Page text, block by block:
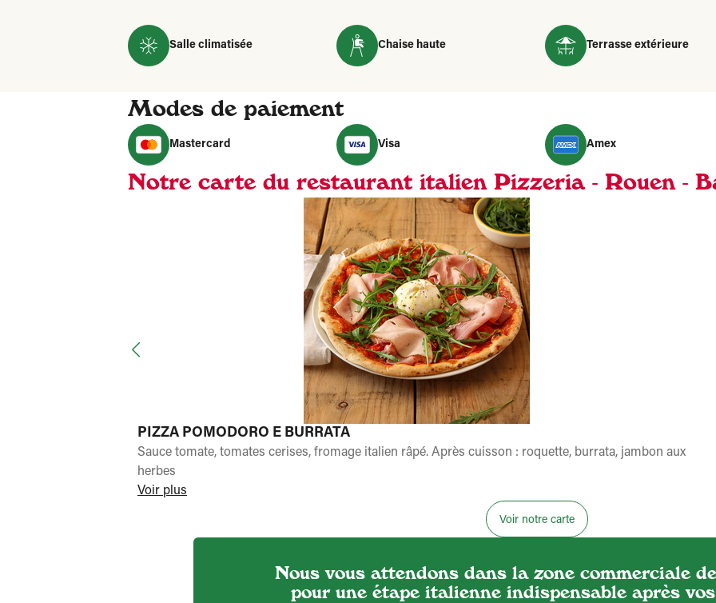
Salle climatisée Chaise haute Terrasse extérieure
Modes de paiement
Mastercard Visa Amex
Notre carte du restaurant italien Pizzeria - Rouen -
PIZZA POMODORO E BURRATA
Sauce tomate, tomates cerises, fromage italien râpé. Après cuisson : roquette, burrata, jambon aux
herbes
Voir plus
Voir notre carte
Nous vous attendons dans la zone commerciale
pour une étape italienne indispensable après